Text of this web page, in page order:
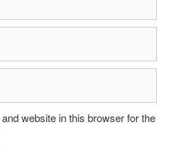
website in this browser for the